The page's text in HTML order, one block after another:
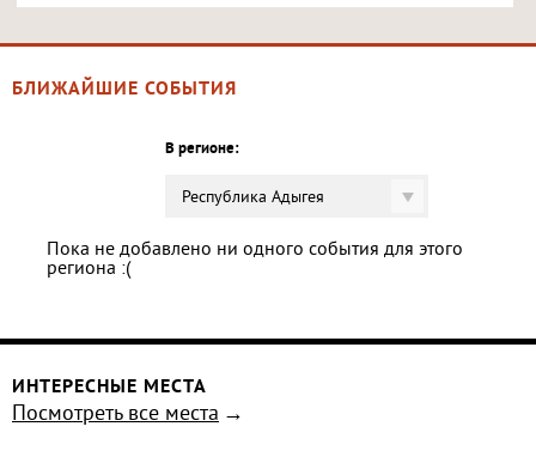
БЛИЖАЙШИЕ СОБЫТИЯ
В регионе:
Республика Адыгея
Пока не добавлено ни одного события для этого
региона :(
ИНТЕРЕСНЫЕ МЕСТА
Посмотреть все места